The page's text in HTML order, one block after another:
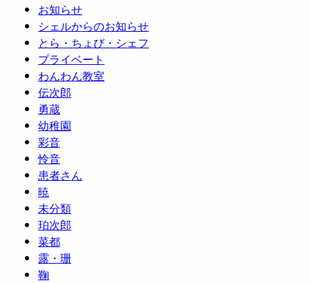
お知らせ
シェルからのお知らせ
とら・ちょび・シェフ
プライベート
わんわん教室
伝次郎
勇蔵
幼稚園
彩音
怜音
患者さん
暁
未分類
珀次郎
菜都
露・珊
鞠